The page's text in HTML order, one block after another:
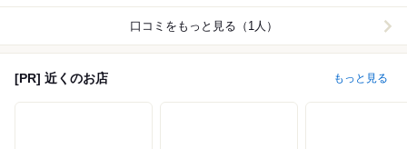
口コミをもっと見る（1人）
[PR] 近くのお店 もっと見る